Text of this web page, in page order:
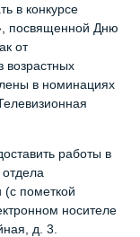
в конкурсе
посвященной Дню
от
возрастных
в номинациях
работы в
(с пометкой
носителе
д. 3.